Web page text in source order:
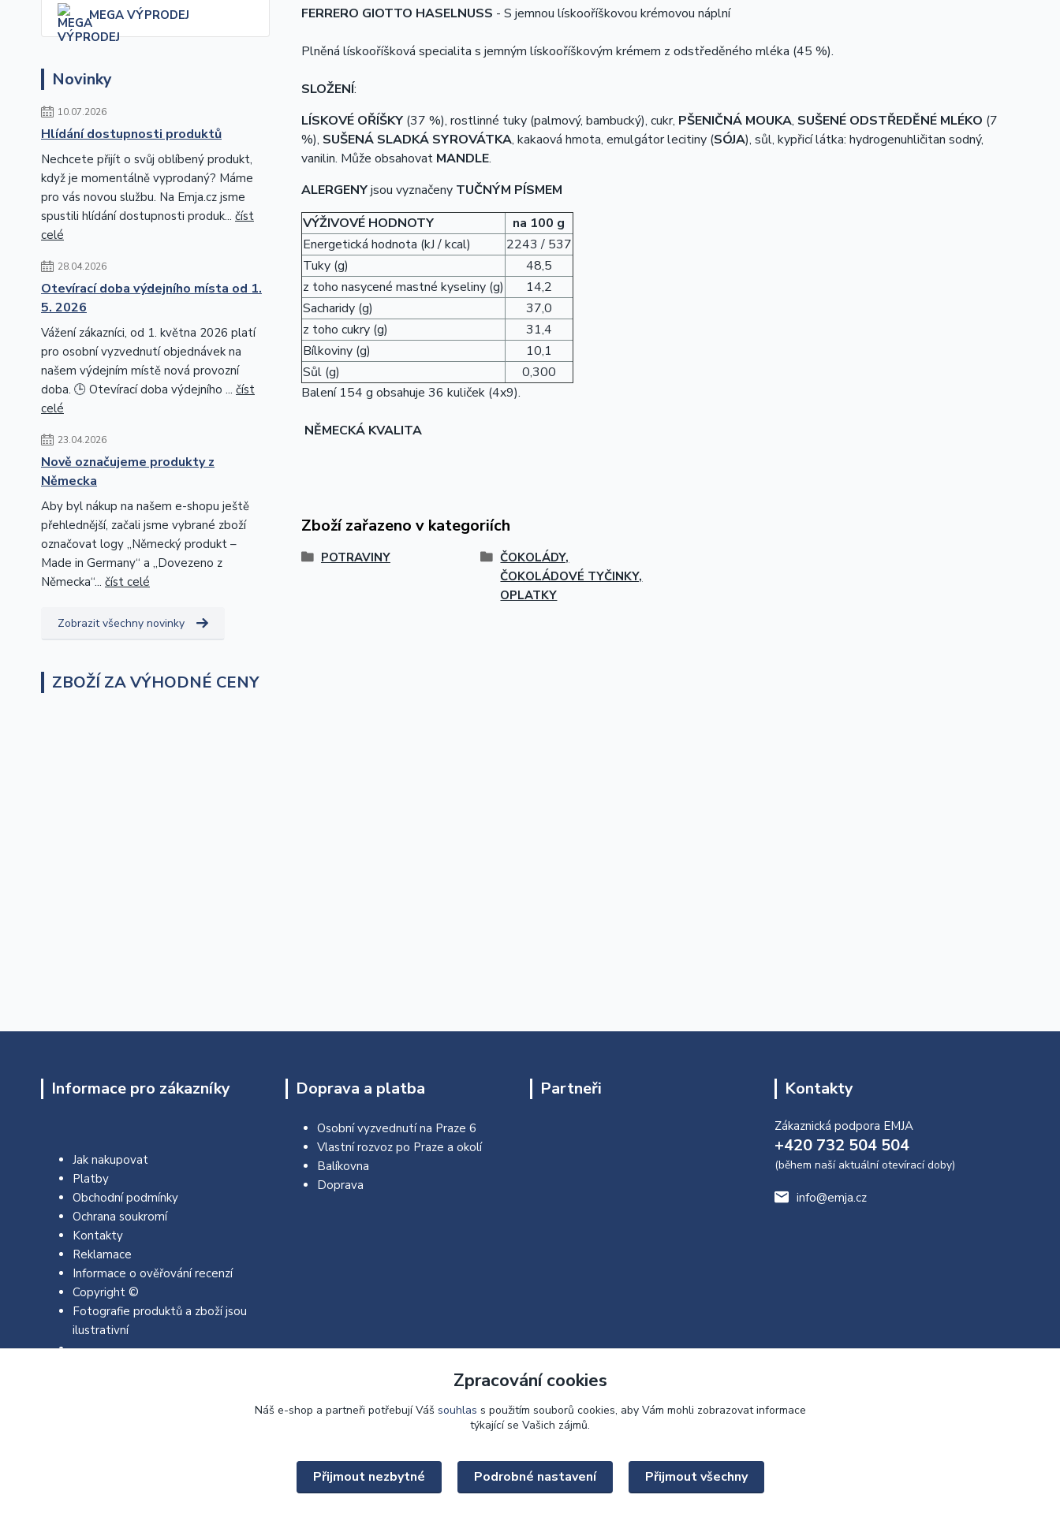
MEGA VÝPRODEJ
Novinky
10.07.2026
Hlídání dostupnosti produktů
Nechcete přijít o svůj oblíbený produkt,
když je momentálně vyprodaný? Máme
pro vás novou službu. Na Emja.cz jsme
spustili hlídání dostupnosti produk... číst
celé
28.04.2026
Otevírací doba výdejního místa od 1.
5. 2026
Vážení zákazníci, od 1. května 2026 platí
pro osobní vyzvednutí objednávek na
našem výdejním místě nová provozní
doba. 🕒 Otevírací doba výdejního ... číst
celé
23.04.2026
Nově označujeme produkty z
Německa
Aby byl nákup na našem e-shopu ještě
přehlednější, začali jsme vybrané zboží
označovat logy „Německý produkt –
Made in Germany“ a „Dovezeno z
Německa“... číst celé
Zobrazit všechny novinky
ZBOŽÍ ZA VÝHODNÉ CENY
FERRERO GIOTTO HASELNUSS - S jemnou lískooříškovou krémovou náplní
Plněná lískooříšková specialita s jemným lískooříškovým krémem z odstředěného mléka (45 %).
SLOŽENÍ:
LÍSKOVÉ OŘÍŠKY(37 %), rostlinné tuky (palmový, bambucký), cukr, PŠENIČNÁ MOUKA, SUŠENÉ ODSTŘEDĚNÉ MLÉKO (7
%), SUŠENÁ SLADKÁ SYROVÁTKA, kakaová hmota, emulgátor lecitiny (SÓJA), sůl, kypřicí látka: hydrogenuhličitan sodný,
vanilin. Může obsahovat MANDLE.
ALERGENYjsou vyznačeny TUČNÝM PÍSMEM
VÝŽIVOVÉ HODNOTY
na 100 g
Energetická hodnota (kJ / kcal)
2243 / 537
Tuky (g)
48,5
z toho nasycené mastné kyseliny (g)
14,2
Sacharidy (g)
37,0
z toho cukry (g)
31,4
Bílkoviny (g)
10,1
Sůl (g)
0,300
Balení 154 g obsahuje 36 kuliček (4x9).
NĚMECKÁ KVALITA
Zboží zařazeno v kategoriích
POTRAVINY
ČOKOLÁDY,
ČOKOLÁDOVÉ TYČINKY,
OPLATKY
Informace pro zákazníky
Jak nakupovat
Platby
Obchodní podmínky
Ochrana soukromí
Kontakty
Reklamace
Informace o ověřování recenzí
Copyright ©
Fotografie produktů a zboží jsou
ilustrativní
Doprava a platba
Osobní vyzvednutí na Praze 6
Vlastní rozvoz po Praze a okolí
Balíkovna
Doprava
Partneři Kontakty
Zákaznická podpora EMJA
+420 732 504 504
(během naší aktuální otevírací doby)
info@emja.cz
Zpracování cookies
Náš e-shop a partneři potřebují Váš souhlas s použitím souborů cookies, aby Vám mohli zobrazovat informace
týkající se Vašich zájmů.
Přijmout nezbytné Podrobné nastavení Přijmout všechny